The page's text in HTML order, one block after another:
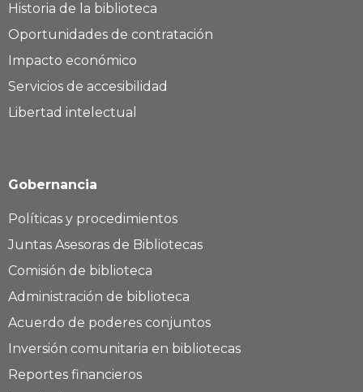
Historia de la biblioteca
Oportunidades de contratación
Impacto económico
Servicios de accesibilidad
Libertad intelectual
Gobernancia
Políticas y procedimientos
Juntas Asesoras de Bibliotecas
Comisión de biblioteca
Administración de biblioteca
Acuerdo de poderes conjuntos
Inversión comunitaria en bibliotecas
Reportes financieros